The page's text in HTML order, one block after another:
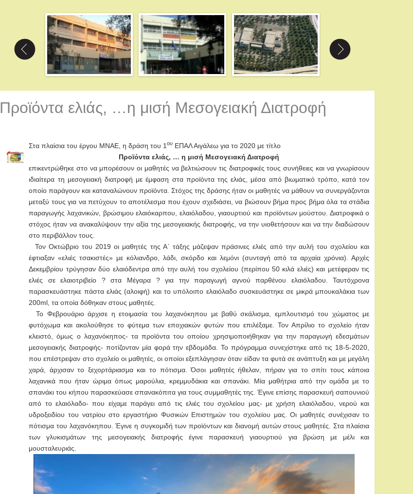
Προϊόντα ελιάς, …η μισή Μεσογειακή Διατροφή
Στα πλαίσια του έργου ΜΝΑΕ, η δράση του 1ου ΕΠΑΛ Αιγάλεω για το 2020 με τίτλο
Προϊόντα ελιάς, … η μισή Μεσογειακή Διατροφή
επικεντρώθηκε στο να μπορέσουν οι μαθητές να βελτιώσουν τις διατροφικές τους συνήθειες και να γνωρίσουν
ιδιαίτερα τη μεσογειακή διατροφή με έμφαση στα προϊόντα της ελιάς, μέσα από βιωματικό τρόπο, κατά τον
οποίο παράγουν και καταναλώνουν προϊόντα. Στόχος της δράσης ήταν οι μαθητές να μάθουν να συνεργάζονται
μεταξύ τους για να πετύχουν το αποτέλεσμα που έχουν σχεδιάσει, να βιώσουν βήμα προς βήμα όλα τα στάδια
παραγωγής λαχανικών, βρώσιμου ελαιόκαρπου, ελαιόλαδου, γιαουρτιού και προϊόντων μούστου. Διατροφικά ο
στόχος ήταν να ανακαλύψουν την αξία της μεσογειακής διατροφής, να την υιοθετήσουν και να την διαδώσουν
στο περιβάλλον τους.
Τον Οκτώβριο του 2019 οι μαθητές της Α΄ τάξης μάζεψαν πράσινες ελιές από την αυλή του σχολείου και
έφτιαξαν «ελιές τσακιστές» με κόλιανδρο, λάδι, σκόρδο και λεμόνι (συνταγή από τα αρχαία χρόνια). Αρχές
Δεκεμβρίου τρύγησαν δύο ελαιόδεντρα από την αυλή του σχολείου (περίπου 50 κιλά ελιές) και μετέφεραν τις
ελιές σε ελαιοτριβείο ? στα Μέγαρα ? για την παραγωγή αγνού παρθένου ελαιόλαδου. Ταυτόχρονα
παρασκευάστηκε πάστα ελιάς (αλοιφή) και το υπόλοιπο ελαιόλαδο συσκευάστηκε σε μικρά μπουκαλάκια των
200ml, τα οποία δόθηκαν στους μαθητές.
Το Φεβρουάριο άρχισε η ετοιμασία του λαχανόκηπου με βαθύ σκάλισμα, εμπλουτισμό του χώματος με
φυτόχωμα και ακολούθησε το φύτεμα των εποχιακών φυτών που επιλέξαμε. Τον Απρίλιο το σχολείο ήταν
κλειστό, όμως ο λαχανόκηπος- τα προϊόντα του οποίου χρησιμοποιήθηκαν για την παραγωγή εδεσμάτων
μεσογειακής διατροφής- ποτίζονταν μία φορά την εβδομάδα. Το πρόγραμμα συνεχίστηκε από τις 18-5-2020,
που επέστρεψαν στο σχολείο οι μαθητές, οι οποίοι εξεπλάγησαν όταν είδαν τα φυτά σε ανάπτυξη και με μεγάλη
χαρά, άρχισαν το ξεχορτάριασμα και το πότισμα. Όσοι μαθητές ήθελαν, πήραν για το σπίτι τους κάποια
λαχανικά που ήταν ώριμα όπως μαρούλια, κρεμμυδάκια και σπανάκι. Μία μαθήτρια από την ομάδα με το
σπανάκι του κήπου παρασκεύασε σπανακόπιτα για τους συμμαθητές της. Έγινε επίσης παρασκευή σαπουνιού
από το ελαιόλαδο- που είχαμε παράγει από τις ελιές του σχολείου μας- με χρήση ελαιόλαδου, νερού και
υδροξειδίου του νατρίου στο εργαστήριο Φυσικών Επιστημών του σχολείου μας. Οι μαθητές συνέχισαν το
πότισμα του λαχανόκηπου. Έγινε η συγκομιδή των προϊόντων και διανομή αυτών στους μαθητές. Στα πλαίσια
των γλυκισμάτων της μεσογειακής διατροφής έγινε παρασκευή γιαουρτιού για βρώση με μέλι και
μουσταλευριάς.